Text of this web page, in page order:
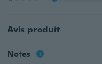
Avis produit
Notes